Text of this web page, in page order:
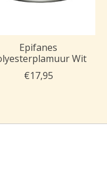
Epifanes
Wit
€17,95